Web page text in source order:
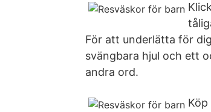
För att underlätta för
svängbara hjul och ett
andra ord.